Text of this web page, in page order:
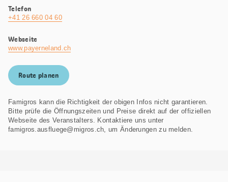
Telefon
+41 26 660 04 60
Webseite
www.payerneland.ch
Route planen
Famigros kann die Richtigkeit der obigen Infos nicht garantieren.
Bitte prüfe die Öffnungszeiten und Preise direkt auf der offiziellen
Webseite des Veranstalters. Kontaktiere uns unter
famigros.ausfluege@migros.ch, um Änderungen zu melden.